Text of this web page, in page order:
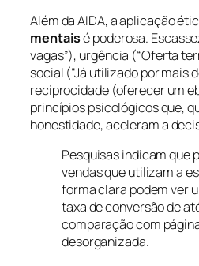
Além da AIDA, a aplicação
mentaisé poderosa.
vagas”), urgência (“Oferta
social (“Já utilizado por mais
reciprocidade (oferecer um
princípios psicológicos que,
honestidade, aceleram a
Pesquisas indicam que
vendas que utilizam a
forma clara podem ver
taxa de conversão de
comparação com
desorganizada.